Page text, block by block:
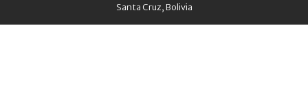
Santa Cruz, Bolivia